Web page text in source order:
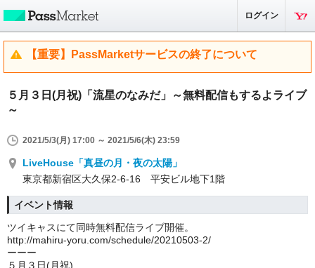
ログイン
【重要】PassMarketサービスの終了について
５月３日(月祝)「流星のなみだ」～無料配信もするよライブ
～
2021/5/3(月) 17:00 ～ 2021/5/6(木) 23:59
LiveHouse「真昼の月・夜の太陽」
東京都新宿区大久保2-6-16 平安ビル地下1階
イベント情報
ツイキャスにて同時無料配信ライブ開催。
http://mahiru-yoru.com/schedule/20210503-2/
ーーー
５月３日(月祝)